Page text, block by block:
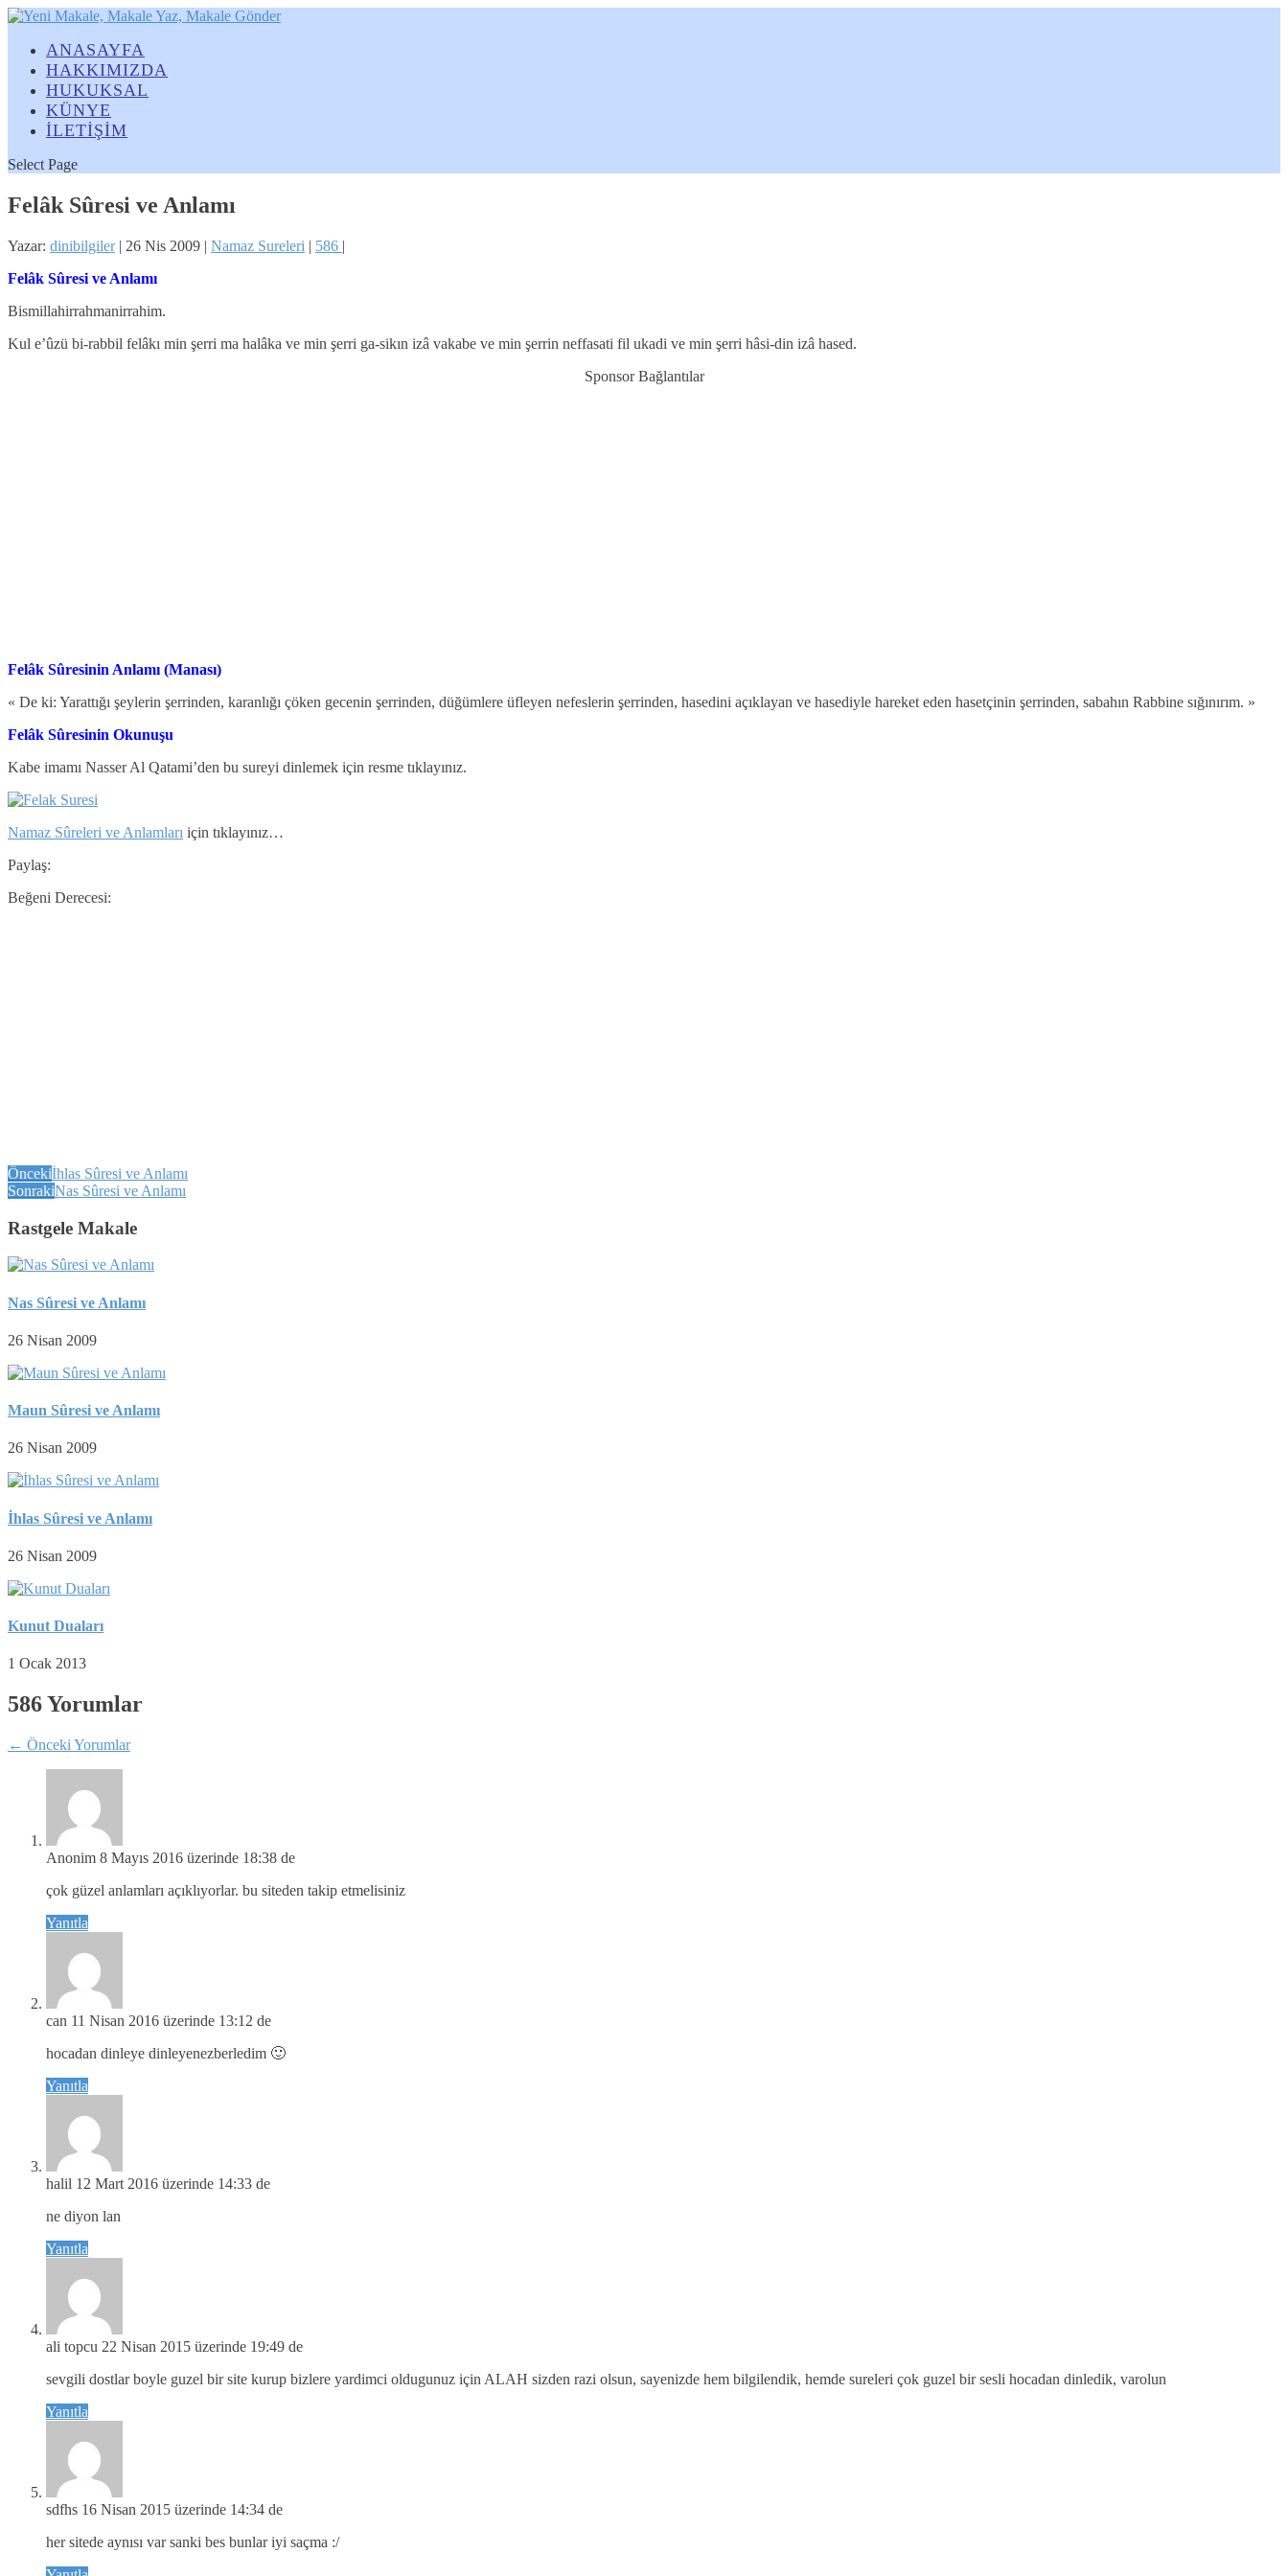
ANASAYFA
HAKKIMIZDA
HUKUKSAL
KÜNYE
İLETİŞİM
Select Page
Felâk Sûresi ve Anlamı
Yazar: dinibilgiler| 26 Nis 2009 | Namaz Sureleri | 586 |
Felâk Sûresi ve Anlamı
Bismillahirrahmanirrahim.
Kul e’ûzü bi-rabbil felâkı min şerri ma halâka ve min şerri ga-sikın izâ vakabe ve min şerrin neffasati fil ukadi ve min şerri hâsi-din izâ hased.
Sponsor Bağlantılar
Felâk Sûresinin Anlamı (Manası)
« De ki: Yarattığı şeylerin şerrinden, karanlığı çöken gecenin şerrinden, düğümlere üfleyen nefeslerin şerrinden, hasedini açıklayan ve hasediyle hareket eden hasetçinin şerrinden, sabahın Rabbine sığınırım. »
Felâk Sûresinin Okunuşu
Kabe imamı Nasser Al Qatami’den bu sureyi dinlemek için resme tıklayınız.
Namaz Sûreleri ve Anlamları için tıklayınız…
Paylaş:
Beğeni Derecesi:
Öncekiİhlas Sûresi ve Anlamı
SonrakiNas Sûresi ve Anlamı
Rastgele Makale
Nas Sûresi ve Anlamı
26 Nisan 2009
Maun Sûresi ve Anlamı
26 Nisan 2009
İhlas Sûresi ve Anlamı
26 Nisan 2009
Kunut Duaları
1 Ocak 2013
586 Yorumlar
← Önceki Yorumlar
Anonim 8 Mayıs 2016 üzerinde 18:38 de
çok güzel anlamları açıklıyorlar. bu siteden takip etmelisiniz
Yanıtla
can 11 Nisan 2016 üzerinde 13:12 de
hocadan dinleye dinleyenezberledim 🙂
Yanıtla
halil 12 Mart 2016 üzerinde 14:33 de
ne diyon lan
Yanıtla
ali topcu 22 Nisan 2015 üzerinde 19:49 de
sevgili dostlar boyle guzel bir site kurup bizlere yardimci oldugunuz için ALAH sizden razi olsun, sayenizde hem bilgilendik, hemde sureleri çok guzel bir sesli hocadan dinledik, varolun
Yanıtla
sdfhs 16 Nisan 2015 üzerinde 14:34 de
her sitede aynısı var sanki bes bunlar iyi saçma :/